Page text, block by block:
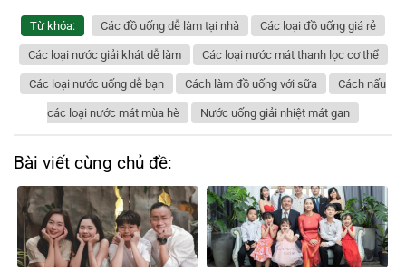
Từ khóa: Các đồ uống dễ làm tại nhà Các loại đồ uống giá rẻ
Các loại nước giải khát dễ làm Các loại nước mát thanh lọc cơ thể
Các loại nước uống dễ bạn Cách làm đồ uống với sữa Cách nấu
các loại nước mát mùa hè Nước uống giải nhiệt mát gan
Bài viết cùng chủ đề: